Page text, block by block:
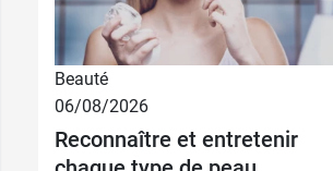
Beauté
06/08/2026
Reconnaître et entretenir